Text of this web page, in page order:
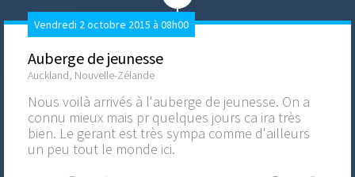
Vendredi 2 octobre 2015 à 08h00
Auberge de jeunesse
Auckland, Nouvelle-Zélande
Nous voilà arrivés à l'auberge de jeunesse. On a
connu mieux mais pr quelques jours ca ira très
bien. Le gerant est très sympa comme d'ailleurs
un peu tout le monde ici.